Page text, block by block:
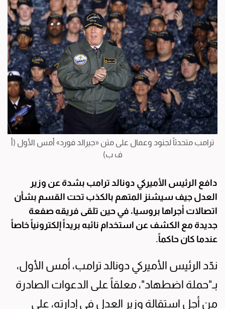
ترامب متحدثاً لجنود وعمال على متن «جيرالد فورد» أمس الأول (أ
ف ب)
دافع الرئيس الأميركي دونالد ترامب بشدة عن وزير
العدل جيف سيشنز المتهم بالكذب تحت القسم بشأن
اتصالات أجراها بروسيا، في حين تلقى فريقه صفعة
جديدة مع الكشف عن استخدام نائبه بريداً إلكترونياً خاصاً
عندما كان حاكماً.
ندّد الرئيس الأميركي دونالد ترامب، أمس الأول،
بـ"حملة اضطهاد"، معلقاً على الدعوات الصادرة
من أجل استقالة وزير العدل في إدارته، على